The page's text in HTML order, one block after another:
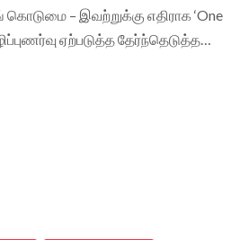
– இவற்றுக்கு எதிராக ‘One
ஏற்படுத்த தேர்ந்தெடுத்த…